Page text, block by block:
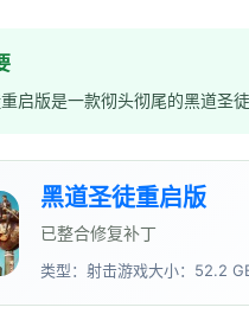
启版是一款彻头彻尾的黑道圣
黑道圣徒重启版
已整合修复补丁
类型：射击游戏大小：52.2